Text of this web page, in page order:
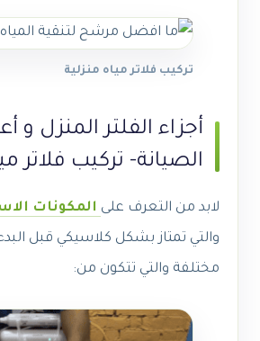
تركيب فلاتر مياه منزلية
أجزاء الفلتر المنزل و
الصيانة- تركيب فلاتر
لابد من التعرف على المكونات
والتي تمتاز بشكل كلاسيكي قبل
مختلفة والتي تتكون من: